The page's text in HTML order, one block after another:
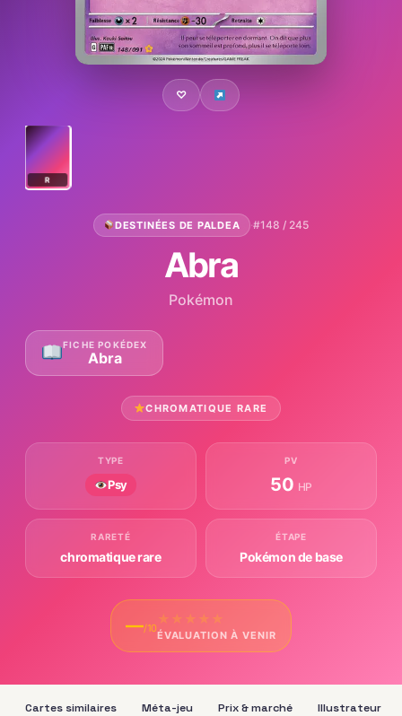
♡
R
DESTINÉES DE PALDEA ·#148 / 245
Abra
Pokémon
FICHE POKÉDEX
Abra
CHROMATIQUE RARE
TYPE
Psy
PV
50 HP
RARETÉ
chromatique rare
ÉTAPE
Pokémon de base
—/10
★ ★ ★ ★ ★
ÉVALUATION À VENIR
Cartes similaires Méta-jeu Prix & marché Illustrateur